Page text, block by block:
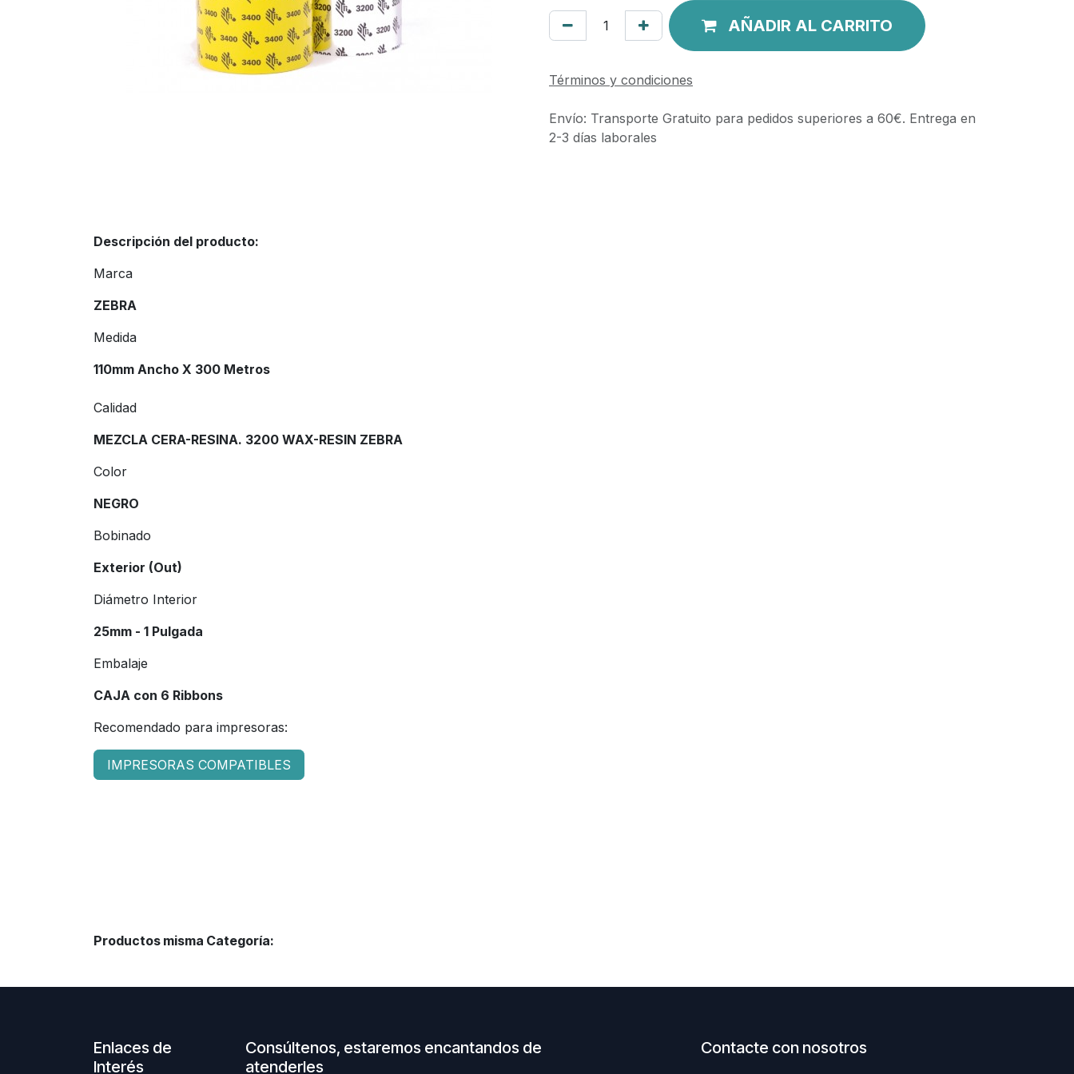
AÑADIR AL CARRITO
Términos y condiciones
Envío: Transporte Gratuito para pedidos superiores a 60€. Entrega en
2-3 días laborales
Descripción del producto:
Marca
ZEBRA
Medida
110mm Ancho X 300 Metros
Calidad
MEZCLA CERA-RESINA. 3200 WAX-RESIN ZEBRA
Color
NEGRO
Bobinado
Exterior (Out)
Diámetro Interior
25mm - 1 Pulgada
Embalaje
CAJA con 6 Ribbons
Recomendado para impresoras:
IMPRESORAS COMPATIBLES
Productos misma Categoría:
Enlaces de
Interés
Consúltenos, estaremos encantandos de
atenderles
Contacte con nosotros